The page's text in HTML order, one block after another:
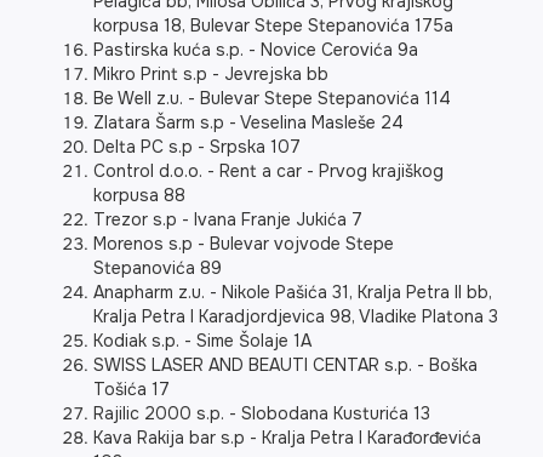
korpusa 18, Bulevar Stepe Stepanovića 175a
Pastirska kuća s.p. - Novice Cerovića 9a
Mikro Print s.p - Jevrejska bb
Be Well z.u. - Bulevar Stepe Stepanovića 114
Zlatara Šarm s.p - Veselina Masleše 24
Delta PC s.p - Srpska 107
Control d.o.o. - Rent a car - Prvog krajiškog
korpusa 88
Trezor s.p - Ivana Franje Jukića 7
Morenos s.p - Bulevar vojvode Stepe
Stepanovića 89
Anapharm z.u. - Nikole Pašića 31, Kralja Petra II bb,
Kralja Petra I Karadjordjevica 98, Vladike Platona 3
Kodiak s.p. - Sime Šolaje 1A
SWISS LASER AND BEAUTI CENTAR s.p. - Boška
Tošića 17
Rajilic 2000 s.p. - Slobodana Kusturića 13
Kava Rakija bar s.p - Kralja Petra I Karađorđevića